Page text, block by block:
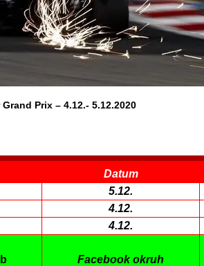
Prix – 4.12.- 5.12.2020
Datum
5.12.
4.12.
4.12.
Facebook okruh